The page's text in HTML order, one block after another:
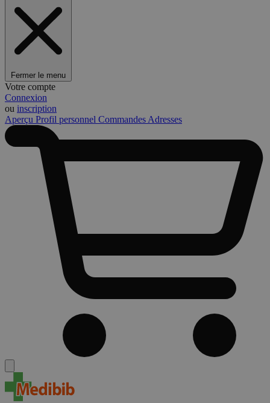
Fermer le menu
Votre compte
Connexion
ou inscription
Aperçu Profil personnel Commandes Adresses